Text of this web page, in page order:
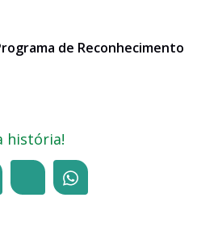
de Reconhecimento
história!